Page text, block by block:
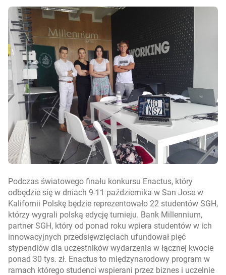
Podczas światowego finału konkursu Enactus, który
odbędzie się w dniach 9-11 października w San Jose w
Kalifornii Polskę będzie reprezentowało 22 studentów SGH,
którzy wygrali polską edycję turnieju. Bank Millennium,
partner SGH, który od ponad roku wpiera studentów w ich
innowacyjnych przedsięwzięciach ufundował pięć
stypendiów dla uczestników wydarzenia w łącznej kwocie
ponad 30 tys. zł. Enactus to międzynarodowy program w
ramach którego studenci wspierani przez biznes i uczelnie